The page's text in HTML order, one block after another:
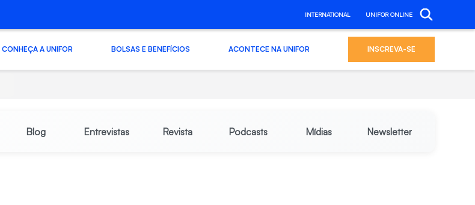
INTERNATIONAL UNIFOR ONLINE
CONHEÇA A UNIFOR BOLSAS E BENEFÍCIOS ACONTECE NA UNIFOR INSCREVA-SE
Blog Entrevistas Revista Podcasts Mídias Newsletter